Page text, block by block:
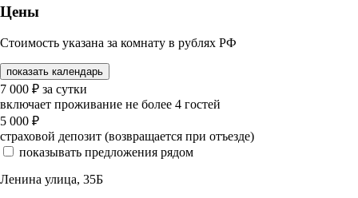
Цены
Стоимость указана за комнату в рублях РФ
показать календарь
7 000 ₽ за сутки
включает проживание не более 4 гостей
5 000 ₽
страховой депозит (возвращается при отъезде)
показывать предложения рядом
Ленина улица, 35Б